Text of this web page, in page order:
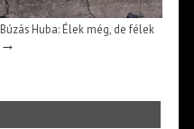
Búzás Huba: Élek még, de félek
→